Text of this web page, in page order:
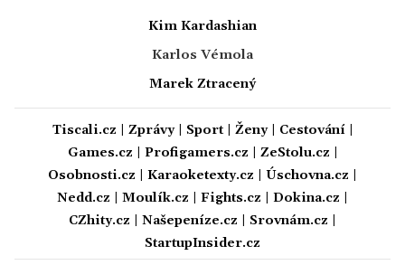
Kim Kardashian
Karlos Vémola
Marek Ztracený
Tiscali.cz Zprávy| Sport| Ženy| Cestování|
Games.cz
Profigamers.cz ZeStolu.cz
Osobnosti.cz
Karaoketexty.cz Úschovna.cz
Nedd.cz
Moulík.cz Fights.cz Dokina.cz
CZhity.cz
Našepeníze.cz Srovnám.cz
StartupInsider.cz